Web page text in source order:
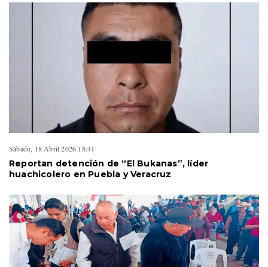
Sábado, 18 Abril 2026 18:41
Reportan detención de “El Bukanas”, líder
huachicolero en Puebla y Veracruz